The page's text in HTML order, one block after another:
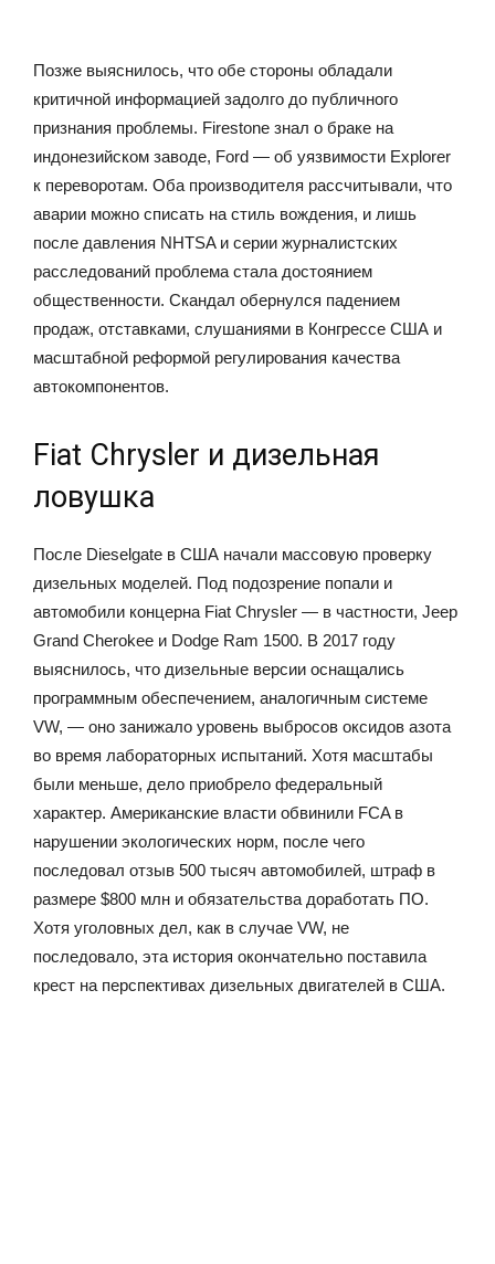
Позже выяснилось, что обе стороны обладали
критичной информацией задолго до публичного
признания проблемы. Firestone знал о браке на
индонезийском заводе, Ford — об уязвимости Explorer
к переворотам. Оба производителя рассчитывали, что
аварии можно списать на стиль вождения, и лишь
после давления NHTSA и серии журналистских
расследований проблема стала достоянием
общественности. Скандал обернулся падением
продаж, отставками, слушаниями в Конгрессе США и
масштабной реформой регулирования качества
автокомпонентов.
Fiat Chrysler и дизельная
ловушка
После Dieselgate в США начали массовую проверку
дизельных моделей. Под подозрение попали и
автомобили концерна Fiat Chrysler — в частности, Jeep
Grand Cherokee и Dodge Ram 1500. В 2017 году
выяснилось, что дизельные версии оснащались
программным обеспечением, аналогичным системе
VW, — оно занижало уровень выбросов оксидов азота
во время лабораторных испытаний. Хотя масштабы
были меньше, дело приобрело федеральный
характер. Американские власти обвинили FCA в
нарушении экологических норм, после чего
последовал отзыв 500 тысяч автомобилей, штраф в
размере $800 млн и обязательства доработать ПО.
Хотя уголовных дел, как в случае VW, не
последовало, эта история окончательно поставила
крест на перспективах дизельных двигателей в США.